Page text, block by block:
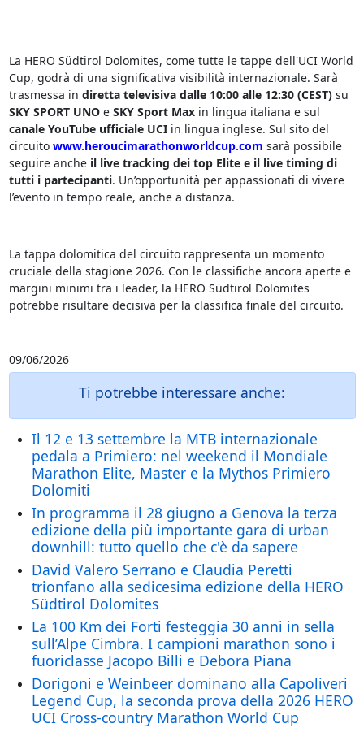
La HERO Südtirol Dolomites, come tutte le tappe dell'UCI World
Cup, godrà di una significativa visibilità internazionale. Sarà
trasmessa in diretta televisiva dalle 10:00 alle 12:30 (CEST)su
SKY SPORT UNO eSKY Sport Max in lingua italiana e sul
canale YouTube ufficiale UCIin lingua inglese. Sul sito del
circuito www.heroucimarathonworldcup.com sarà possibile
seguire anche il live tracking dei top Elite e il live timing di
tutti i partecipanti. Un’opportunità per appassionati di vivere
l’evento in tempo reale, anche a distanza.
La tappa dolomitica del circuito rappresenta un momento
cruciale della stagione 2026. Con le classifiche ancora aperte e
margini minimi tra i leader, la HERO Südtirol Dolomites
potrebbe risultare decisiva per la classifica finale del circuito.
09/06/2026
Ti potrebbe interessare anche:
Il 12 e 13 settembre la MTB internazionale
pedala a Primiero: nel weekend il Mondiale
Marathon Elite, Master e la Mythos Primiero
Dolomiti
In programma il 28 giugno a Genova la terza
edizione della più importante gara di urban
downhill: tutto quello che c'è da sapere
David Valero Serrano e Claudia Peretti
trionfano alla sedicesima edizione della HERO
Südtirol Dolomites
La 100 Km dei Forti festeggia 30 anni in sella
sull’Alpe Cimbra. I campioni marathon sono i
fuoriclasse Jacopo Billi e Debora Piana
Dorigoni e Weinbeer dominano alla Capoliveri
Legend Cup, la seconda prova della 2026 HERO
UCI Cross-country Marathon World Cup